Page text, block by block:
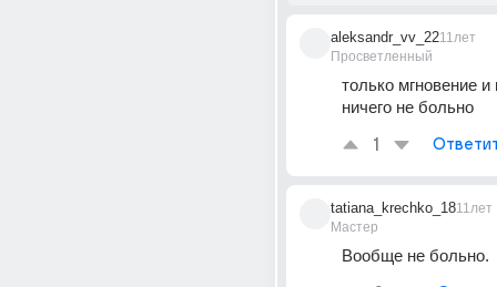
aleksandr_vv_22
Просветленный
11лет
только мгновение и
ничего не больно
1
tatiana_krechko_18
Мастер
11лет
Вообще не больно.